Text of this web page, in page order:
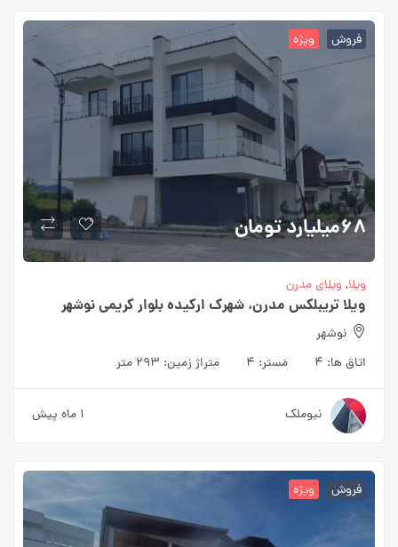
فروش ویژه
۶۸میلیارد تومان
ویلا,ویلای مدرن
ویلا تریبلکس مدرن، شهرک ارکیده بلوار کریمی نوشهر
نوشهر
اتاق ها: ۴ مَستر: ۴ متراژ زمین: ۲۹۳ متر
نیوملک ۱ ماه پیش
فروش ویژه